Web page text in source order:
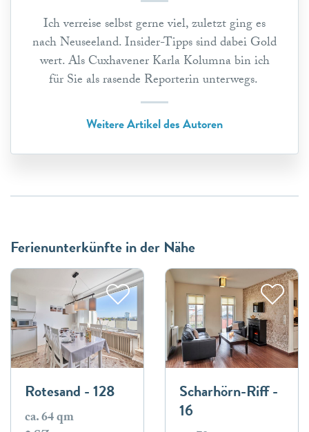
Ich verreise selbst gerne viel, zuletzt ging es
nach Neuseeland. Insider-Tipps sind dabei Gold
wert. Als Cuxhavener Karla Kolumna bin ich
für Sie als rasende Reporterin unterwegs.
Weitere Artikel des Autoren
Ferienunterkünfte in der Nähe
Rotesand - 128
ca. 64 qm
Scharhörn-Riff -
16